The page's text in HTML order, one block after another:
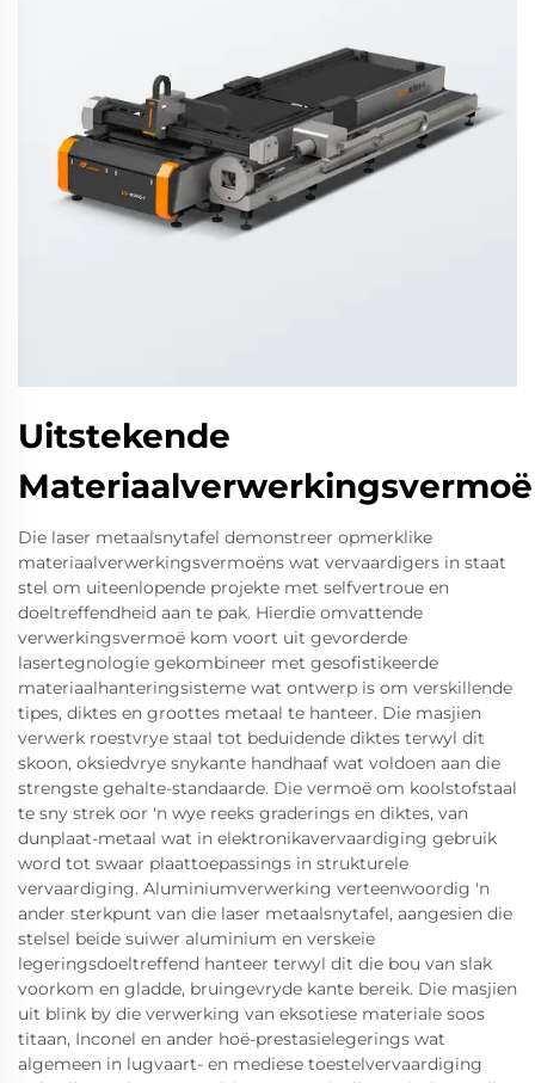
Uitstekende
Die laser metaalsnytafel demonstreer opmerklike
materiaalverwerkingsvermoëns wat vervaardigers in staat
stel om uiteenlopende projekte met selfvertroue en
doeltreffendheid aan te pak. Hierdie omvattende
verwerkingsvermoë kom voort uit gevorderde
lasertegnologie gekombineer met gesofistikeerde
materiaalhanteringsisteme wat ontwerp is om verskillende
tipes, diktes en groottes metaal te hanteer. Die masjien
verwerk roestvrye staal tot beduidende diktes terwyl dit
skoon, oksiedvrye snykante handhaaf wat voldoen aan die
strengste gehalte-standaarde. Die vermoë om koolstofstaal
te sny strek oor 'n wye reeks graderings en diktes, van
dunplaat-metaal wat in elektronikavervaardiging gebruik
word tot swaar plaattoepassings in strukturele
vervaardiging. Aluminiumverwerking verteenwoordig 'n
ander sterkpunt van die laser metaalsnytafel, aangesien die
stelsel beide suiwer aluminium en verskeie
legeringsdoeltreffend hanteer terwyl dit die bou van slak
voorkom en gladde, bruingevryde kante bereik. Die masjien
uit blink by die verwerking van eksotiese materiale soos
titaan, Inconel en ander hoë-prestasielegerings wat
algemeen in lugvaart- en mediese toestelvervaardiging